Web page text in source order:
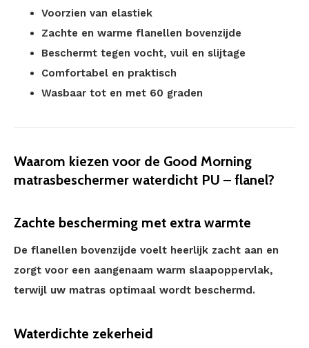
Voorzien van elastiek
Zachte en warme flanellen bovenzijde
Beschermt tegen vocht, vuil en slijtage
Comfortabel en praktisch
Wasbaar tot en met 60 graden
Waarom kiezen voor de Good Morning
matrasbeschermer waterdicht PU – flanel?
Zachte bescherming met extra warmte
De flanellen bovenzijde voelt heerlijk zacht aan en
zorgt voor een aangenaam warm slaapoppervlak,
terwijl uw matras optimaal wordt beschermd.
Waterdichte zekerheid